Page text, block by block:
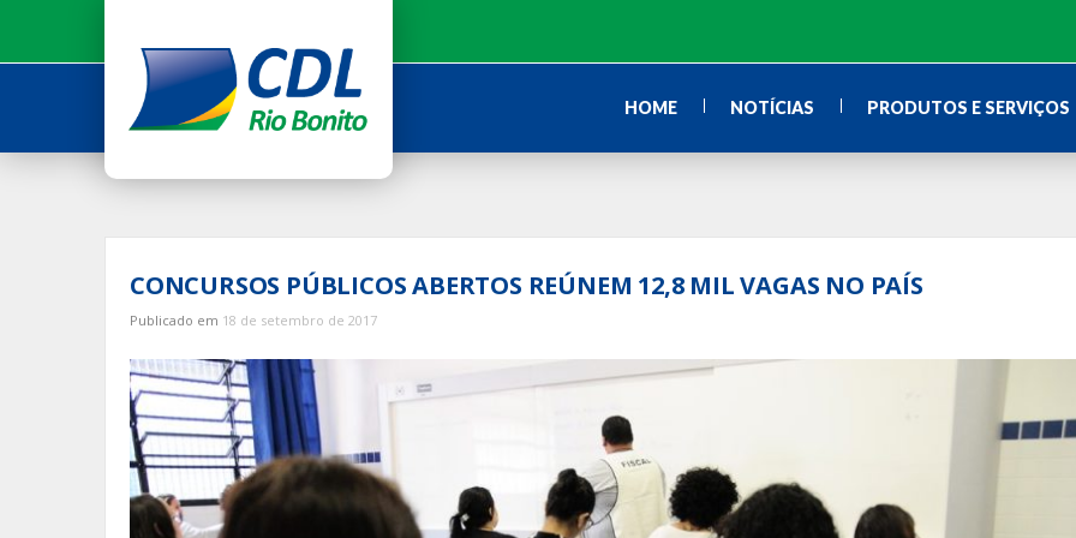
o
HOME NOTÍCIAS PRODUTOS E SERVIÇOS
CONCURSOS PÚBLICOS ABERTOS REÚNEM 12,8 MIL VAGAS NO PAÍS
Publicado em 18 de setembro de 2017